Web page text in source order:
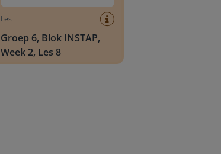
Les
Groep 6, Blok INSTAP,
Week 2, Les 8